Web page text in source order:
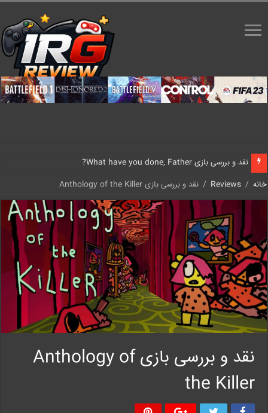
نقد و بررسی بازی What have you done, Father?
خانه /
Reviews
/ نقد و بررسی بازی Anthology of the Killer
نقد و بررسی بازی Anthology of
the Killer